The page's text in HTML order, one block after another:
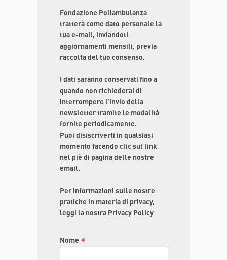
Fondazione Poliambulanza
tratterà come dato personale la
tua e-mail, inviandoti
aggiornamenti mensili, previa
raccolta del tuo consenso.
I dati saranno conservati fino a
quando non richiederai di
interrompere l’invio della
newsletter tramite le modalità
fornite periodicamente.
Puoi disiscriverti in qualsiasi
momento facendo clic sul link
nel piè di pagina delle nostre
email.
Per informazioni sulle nostre
pratiche in materia di privacy,
leggi la nostra Privacy Policy
Nome *